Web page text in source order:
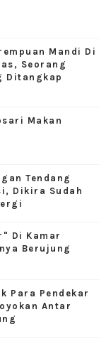
Mandi Di
Seorang
Ditangkap
Makan
Tendang
Dikira Sudah
Di Kamar
Berujung
Para Pendekar
Antar